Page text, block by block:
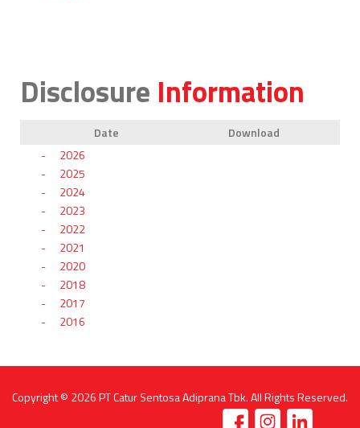
Disclosure Information
Date
Download
2026
2025
2024
2023
2022
2021
2020
2018
2017
2016
Copyright © 2026PT Catur Sentosa Adiprana Tbk. All Rights Reserved.